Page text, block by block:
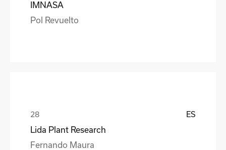
IMNASA
Pol Revuelto
ES
Lida Plant Research
Fernando Maura